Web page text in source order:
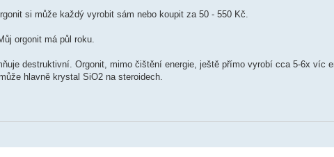
si může každý vyrobit sám nebo koupit za 50 - 550 Kč.
orgonit má půl roku.
destruktivní. Orgonit, mimo čištění energie, ještě přímo vyrobí cca 5-6x víc
hlavně krystal SiO2 na steroidech.